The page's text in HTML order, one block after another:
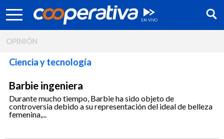
OPINIÓN
Ciencia y tecnología
Barbie ingeniera
Durante mucho tiempo, Barbie ha sido objeto de
controversia debido a su representación del ideal de belleza
femenina,...